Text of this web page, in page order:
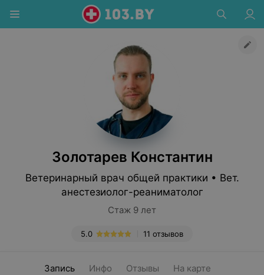
Золотарев Константин
Ветеринарный врач общей практики • Вет.
анестезиолог-реаниматолог
Стаж 9 лет
11 отзывов
5.0
Запись Инфо Отзывы На карте